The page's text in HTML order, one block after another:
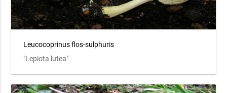
Leucocoprinus flos-sulphuris
"Lepiota lutea"